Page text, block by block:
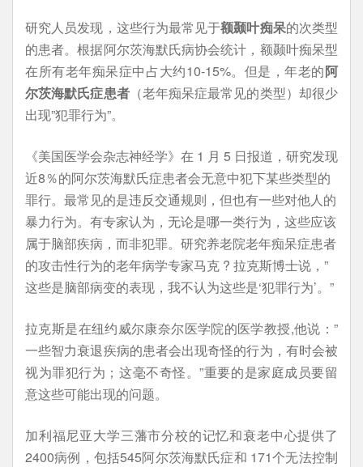
研究人员发现，这些行为最常见于额颞叶痴呆的次类型
的患者。根据阿尔茨海默氏病协会统计，额颞叶痴呆型
在所有老年痴呆症中占大约10-15%。但是，年老的阿
尔茨海默氏症患者（老年痴呆症最常见的类型）却很少
出现”犯罪行为”。
《美国医学会杂志神经学》在 1 月 5 日报道，研究发现
近8％的阿尔茨海默氏症患者会无意中犯下某些类型的
罪行。最常见的是违反交通规则，但也有一些对他人的
暴力行为。有专家认为，无论是哪一类行为，这些应该
属于脑部疾病，而非犯罪。研究养老院老年痴呆症患者
的攻击性行为的老年病学专家马克 ? 拉克斯博士说，”
这些是脑部病变的表现，我不认为这些是‘犯罪行为’。”
拉克斯是在纽约威尔康奈尔医学院的医学教授,他说：”
一些智力衰退疾病的患者会出现奇怪的行为，有时会被
视为罪犯行为；这毫不奇怪。”重要的是家庭成员要留
意这些可能出现的问题。
加利福尼亚大学三藩市分校的记忆和衰老中心提供了
2400病例，包括545阿尔茨海默氏症和 171个无法控制